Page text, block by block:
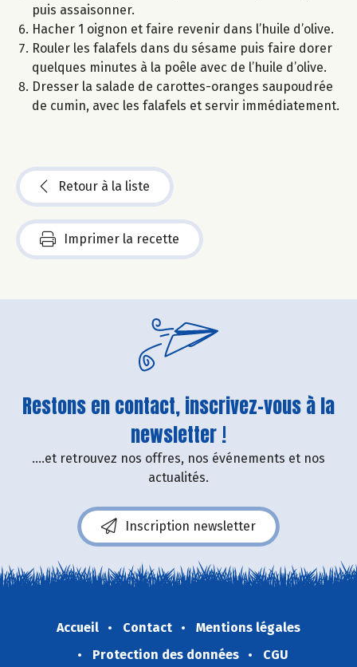
puis assaisonner.
Hacher 1 oignon et faire revenir dans l’huile d’olive.
Rouler les falafels dans du sésame puis faire dorer
quelques minutes à la poêle avec de l’huile d’olive.
Dresser la salade de carottes-oranges saupoudrée
de cumin, avec les falafels et servir immédiatement.
Retour à la liste
Imprimer la recette
Restons en contact, inscrivez-vous à la
newsletter !
....et retrouvez nos offres, nos événements et nos
actualités.
Inscription newsletter
Accueil Contact
Mentions légales
Protection des données
CGU